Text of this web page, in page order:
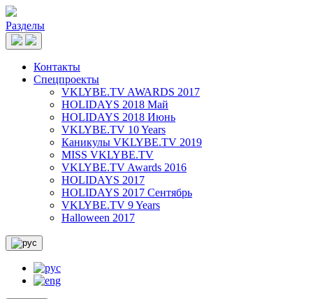
Разделы
Контакты
Спецпроекты
VKLYBE.TV AWARDS 2017
HOLIDAYS 2018 Май
HOLIDAYS 2018 Июнь
VKLYBE.TV 10 Years
Каникулы VKLYBE.TV 2019
MISS VKLYBE.TV
VKLYBE.TV Awards 2016
HOLIDAYS 2017
HOLIDAYS 2017 Сентябрь
VKLYBE.TV 9 Years
Halloween 2017